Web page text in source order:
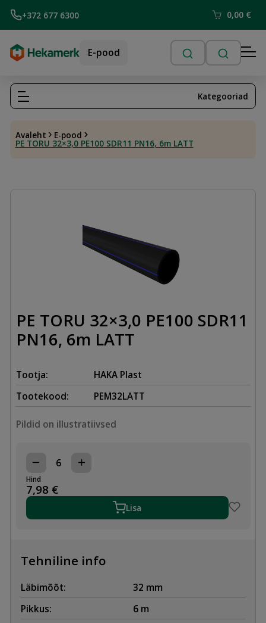
+372 677 6300 0,00 €
E-pood
Avaleht E-pood
PE TORU 32×3,0 PE100 SDR11 PN16, 6m LATT
Kategooriad
PE TORU 32×3,0 PE100 SDR11
PN16, 6m LATT
Tootja:
HAKA Plast
Tootekood:
PEM32LATT
Pildid on illustratiivsed
PE
TORU
32x3,0
PE100
PN16,
Hind
7,98 €
Lisa
Tehniline info
Läbimõõt:
32 mm
Pikkus:
6 m